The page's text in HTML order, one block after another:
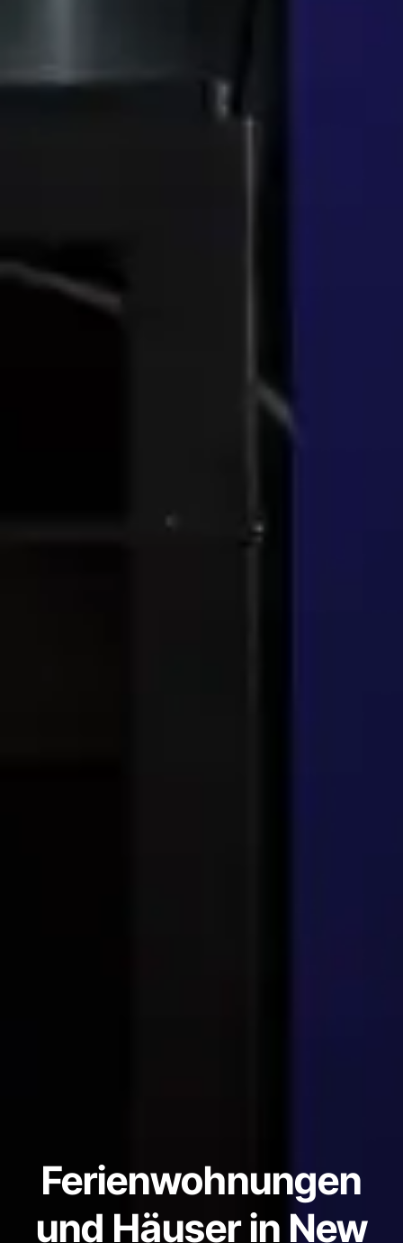
Ferienwohnungen
und Häuser in New